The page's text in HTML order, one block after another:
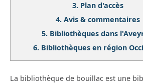
3. Plan d'accès
4. Avis & commentaires
5. Bibliothèques dans
6. Bibliothèques en région
La bibliothèque de bouillac est une